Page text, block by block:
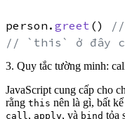
person. greet ()
//
// `this` ở đây
3. Quy tắc tường minh:
JavaScript cung cấp cho
rằng this nên là gì, bất
call, apply, và bind tỏa